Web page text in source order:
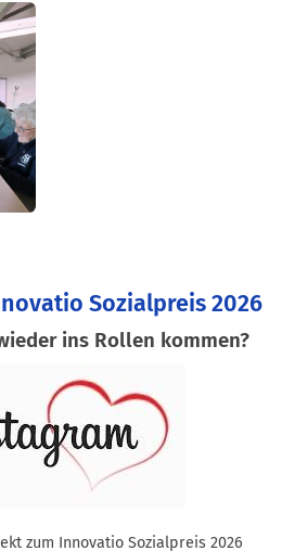
Sozialpreis 2026
ins Rollen kommen?
zum Innovatio Sozialpreis 2026